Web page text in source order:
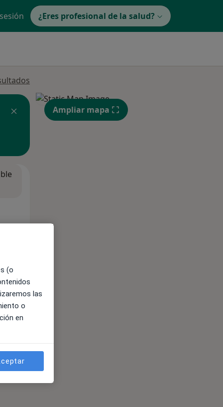
¿Eres profesional de la salud?
Ampliar mapa
(o
las
o
en